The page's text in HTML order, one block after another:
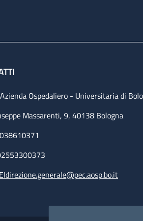
Azienda Ospedaliero - Universitaria di
Massarenti, 9, 40138 Bologna